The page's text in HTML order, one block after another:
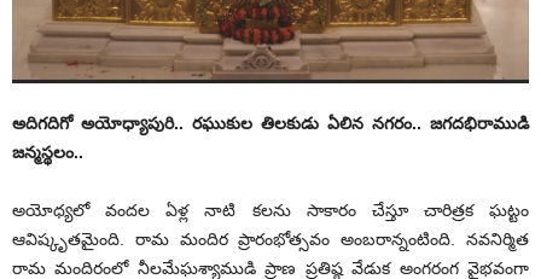
అదిగదిగో అయోధ్యాపురి.. రఘుకుల తిలకుడు ఏలిన నగరం.. జగదభిరాముడి
జన్మస్థలం..
అయోధ్యలో వందల ఏళ్ల నాటి కలను సాకారం చేస్తూ చారిత్రక ఘట్టం
ఆవిష్కృతమైంది. రామ మందిర ప్రారంభోత్సవం అంబరాన్నంటింది. నవనిర్మిత
రామ మందిరంలో నీలమేఘశ్యాముడి ప్రాణ ప్రతిష్ఠ వేడుక అంగరంగ వైభవంగా